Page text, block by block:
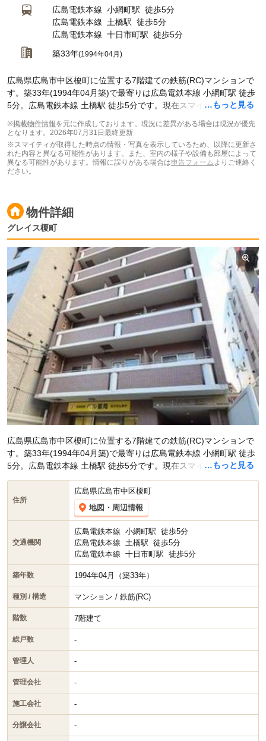
広島電鉄本線 小網町駅 徒歩5分
広島電鉄本線
土橋駅 徒歩5分
広島電鉄本線 十日市町駅 徒歩5分
築33年(1994年04月)
…もっと見る
広島県広島市中区榎町に位置する7階建ての鉄筋(RC)マンションで
す。築33年(1994年04月築)で最寄りは広島電鉄本線 小網町駅 徒歩
5分。広島電鉄本線 土橋駅 徒歩5分です。現在スマイティに賃貸募
※掲載物件情報を元に作成しております。現況に差異がある場合は現況が優先
となります。 2026年07月31日最終更新
※スマイティが取得した時点の情報・写真を表示しているため、以降に更新さ
れた内容と異なる可能性があります。また、室内の様子や設備も部屋によって
異なる可能性があります。情報に誤りがある場合は申告フォーム よりご連絡く
ださい。
物件詳細
グレイス榎町
…もっと見る
広島県広島市中区榎町に位置する7階建ての鉄筋(RC)マンションで
す。築33年(1994年04月築)で最寄りは広島電鉄本線 小網町駅 徒歩
5分。広島電鉄本線 土橋駅 徒歩5分です。現在スマイティに賃貸募
集中の部屋が1件(1K)掲載されています。
住所
広島県広島市中区榎町
地図・周辺情報
交通機関
広島電鉄本線 小網町駅 徒歩5分
広島電鉄本線
土橋駅 徒歩5分
広島電鉄本線 十日市町駅 徒歩5分
築年数 1994年04月（築33年）
種別 / 構造 マンション / 鉄筋(RC)
階数 7階建て
総戸数 -
管理人 -
管理会社 -
施工会社 -
分譲会社 -